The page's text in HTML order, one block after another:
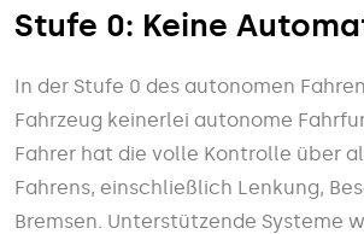
Stufe 0: Keine
In der Stufe 0 des autonomen
Fahrzeug keinerlei autonome
Fahrer hat die volle Kontrolle über
Fahrens, einschließlich Lenkung,
Bremsen. Unterstützende Systeme